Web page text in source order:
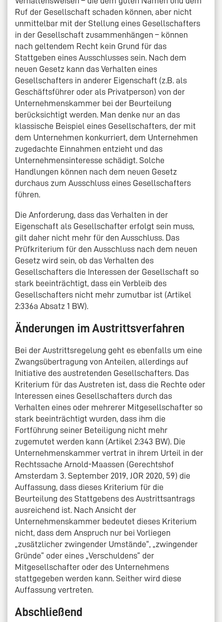
Ruf der Gesellschaft schaden können, aber nicht
unmittelbar mit der Stellung eines Gesellschafters
in der Gesellschaft zusammenhängen – können
nach geltendem Recht kein Grund für das
Stattgeben eines Ausschlusses sein. Nach dem
neuen Gesetz kann das Verhalten eines
Gesellschafters in anderer Eigenschaft (z.B. als
Geschäftsführer oder als Privatperson) von der
Unternehmenskammer bei der Beurteilung
berücksichtigt werden. Man denke nur an das
klassische Beispiel eines Gesellschafters, der mit
dem Unternehmen konkurriert, dem Unternehmen
zugedachte Einnahmen entzieht und das
Unternehmensinteresse schädigt. Solche
Handlungen können nach dem neuen Gesetz
durchaus zum Ausschluss eines Gesellschafters
führen.
Die Anforderung, dass das Verhalten in der
Eigenschaft als Gesellschafter erfolgt sein muss,
gilt daher nicht mehr für den Ausschluss. Das
Prüfkriterium für den Ausschluss nach dem neuen
Gesetz wird sein, ob das Verhalten des
Gesellschafters die Interessen der Gesellschaft so
stark beeinträchtigt, dass ein Verbleib des
Gesellschafters nicht mehr zumutbar ist (Artikel
2:336a Absatz 1 BW).
Änderungen im Austrittsverfahren
Bei der Austrittsregelung geht es ebenfalls um eine
Zwangsübertragung von Anteilen, allerdings auf
Initiative des austretenden Gesellschafters. Das
Kriterium für das Austreten ist, dass die Rechte oder
Interessen eines Gesellschafters durch das
Verhalten eines oder mehrerer Mitgesellschafter so
stark beeinträchtigt wurden, dass ihm die
Fortführung seiner Beteiligung nicht mehr
zugemutet werden kann (Artikel 2:343 BW). Die
Unternehmenskammer vertrat in ihrem Urteil in der
Rechtssache Arnold-Maassen (Gerechtshof
Amsterdam 3. September 2019, JOR 2020, 59) die
Auffassung, dass dieses Kriterium für die
Beurteilung des Stattgebens des Austrittsantrags
ausreichend ist. Nach Ansicht der
Unternehmenskammer bedeutet dieses Kriterium
nicht, dass dem Anspruch nur bei Vorliegen
„zusätzlicher zwingender Umstände“, „zwingender
Gründe“ oder eines „Verschuldens“ der
Mitgesellschafter oder des Unternehmens
stattgegeben werden kann. Seither wird diese
Auffassung vertreten.
Abschließend